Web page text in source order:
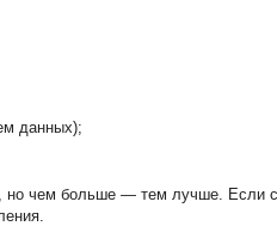
данных);
но чем больше — тем лучше. Если